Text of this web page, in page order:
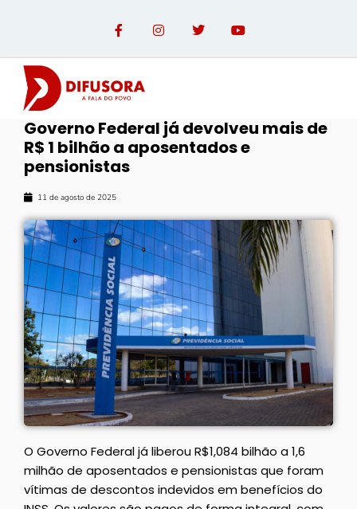
Governo Federal já devolveu mais de
R$ 1 bilhão a aposentados e
pensionistas
11 de agosto de 2025
O Governo Federal já liberou R$1,084 bilhão a 1,6
milhão de aposentados e pensionistas que foram
vítimas de descontos indevidos em benefícios do